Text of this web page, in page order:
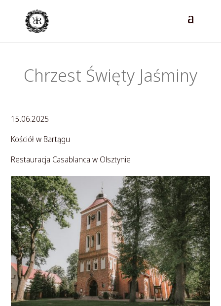
Chrzest Święty Jaśminy
15.06.2025
Kościół w Bartągu
Restauracja Casablanca w Olsztynie